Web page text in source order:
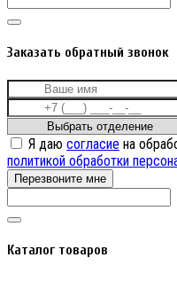
Заказать обратный звонок
Я даю согласие на
политикой обработки
Перезвоните мне
Каталог товаров